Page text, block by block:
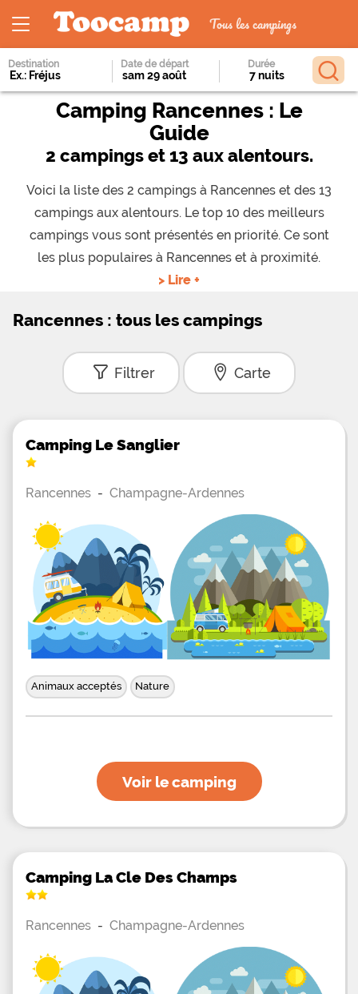
Tous les campings
Destination Date de départ Durée
Camping Rancennes : Le
Guide
2 campings et 13 aux alentours.
Voici la liste des 2 campings à Rancennes et des 13
campings aux alentours. Le top 10 des meilleurs
campings vous sont présentés en priorité. Ce sont
les plus populaires à Rancennes et à proximité.
> Lire +
Rancennes : tous les campings
Filtrer Carte
Camping Le Sanglier
Rancennes - Champagne-Ardennes
Animaux acceptés Nature
Voir le camping
Camping La Cle Des Champs
Rancennes - Champagne-Ardennes